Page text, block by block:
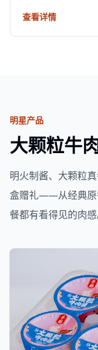
查看详情
明星产品
大颗粒牛
明火制酱、大颗粒
盒赠礼——从经典原
餐都有看得见的肉感